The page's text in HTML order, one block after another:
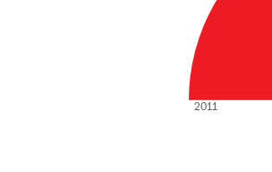
2011